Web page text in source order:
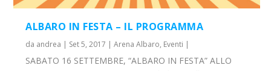
ALBARO IN FESTA – IL PROGRAMMA
da andrea | Set 5, 2017 |Arena Albaro, Eventi |
SABATO 16 SETTEMBRE, “ALBARO IN FESTA” ALLO